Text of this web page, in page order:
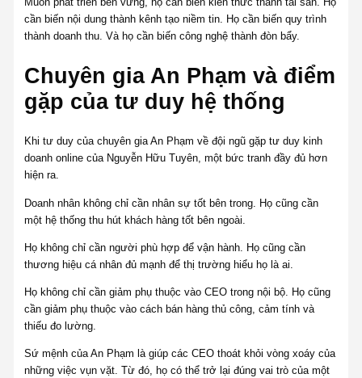
cần biến nội dung thành kênh tạo niềm tin. Họ cần biến quy trình
thành doanh thu. Và họ cần biến công nghệ thành đòn bẩy.
Chuyên gia An Phạm và điểm
gặp của tư duy hệ thống
Khi tư duy của chuyên gia An Phạm về đội ngũ gặp tư duy kinh
doanh online của Nguyễn Hữu Tuyên, một bức tranh đầy đủ hơn
hiện ra.
Doanh nhân không chỉ cần nhân sự tốt bên trong. Họ cũng cần
một hệ thống thu hút khách hàng tốt bên ngoài.
Họ không chỉ cần người phù hợp để vận hành. Họ cũng cần
thương hiệu cá nhân đủ mạnh để thị trường hiểu họ là ai.
Họ không chỉ cần giảm phụ thuộc vào CEO trong nội bộ. Họ cũng
cần giảm phụ thuộc vào cách bán hàng thủ công, cảm tính và
thiếu đo lường.
Sứ mệnh của An Phạm là giúp các CEO thoát khỏi vòng xoáy của
những việc vụn vặt. Từ đó, họ có thể trở lại đúng vai trò của một